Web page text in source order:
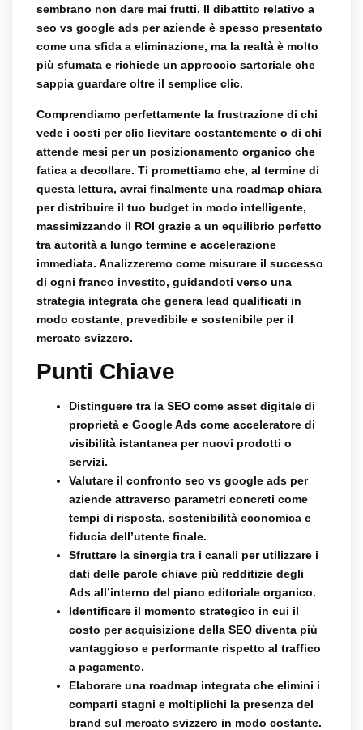
sembrano non dare mai frutti. Il dibattito relativo a
seo vs google ads per aziende è spesso presentato
come una sfida a eliminazione, ma la realtà è molto
più sfumata e richiede un approccio sartoriale che
sappia guardare oltre il semplice clic.
Comprendiamo perfettamente la frustrazione di chi
vede i costi per clic lievitare costantemente o di chi
attende mesi per un posizionamento organico che
fatica a decollare. Ti promettiamo che, al termine di
questa lettura, avrai finalmente una roadmap chiara
per distribuire il tuo budget in modo intelligente,
massimizzando il ROI grazie a un equilibrio perfetto
tra autorità a lungo termine e accelerazione
immediata. Analizzeremo come misurare il successo
di ogni franco investito, guidandoti verso una
strategia integrata che genera lead qualificati in
modo costante, prevedibile e sostenibile per il
mercato svizzero.
Punti Chiave
Distinguere tra la SEO come asset digitale di
proprietà e Google Ads come acceleratore di
visibilità istantanea per nuovi prodotti o
servizi.
Valutare il confronto seo vs google ads per
aziende attraverso parametri concreti come
tempi di risposta, sostenibilità economica e
fiducia dell’utente finale.
Sfruttare la sinergia tra i canali per utilizzare i
dati delle parole chiave più redditizie degli
Ads all’interno del piano editoriale organico.
Identificare il momento strategico in cui il
costo per acquisizione della SEO diventa più
vantaggioso e performante rispetto al traffico
a pagamento.
Elaborare una roadmap integrata che elimini i
comparti stagni e moltiplichi la presenza del
brand sul mercato svizzero in modo costante.